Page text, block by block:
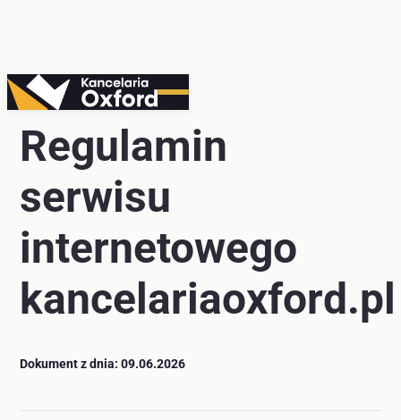
Przejdź
do
treści
Regulamin
serwisu
internetowego
kancelariaoxford.pl
Dokument z dnia: 09.06.2026